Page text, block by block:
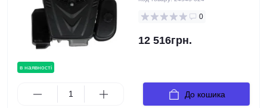
в наявності
0
12 516грн.
До кошика